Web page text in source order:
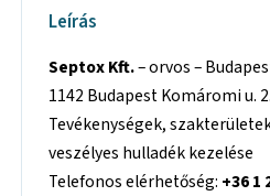
Leírás
Septox Kft.– orvos –
1142 Budapest Komáromi u.
Tevékenységek,
veszélyes hulladék kezelése
Telefonos elérhetőség: +36 1